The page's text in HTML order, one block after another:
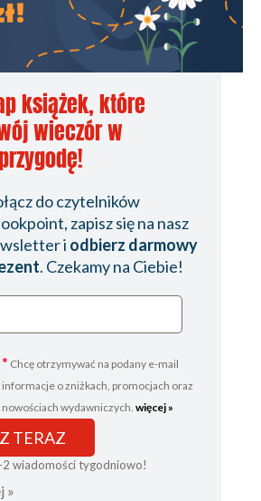
książek, które
wieczór w
do czytelników
zapisz się na nasz
i odbierz darmowy
. Czekamy na Ciebie!
* Chcę otrzymywać na podany e-mail
informacje o zniżkach, promocjach oraz
nowościach wydawniczych. więcej »
TERAZ
2 wiadomości tygodniowo!
»